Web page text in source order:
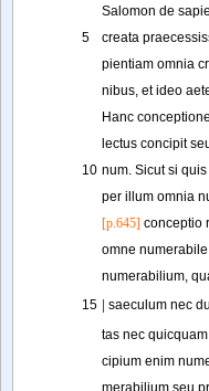
Salomon de
5
creata
pientiam omnia
nibus et ideo
Hanc
lectus concipit
10 num Sicut si quis
per illum omnia
[p.645] conceptio
omne numerabile
numerabilium
15 | saeculum nec
tas nec quicquam
cipium enim
merabilium seu